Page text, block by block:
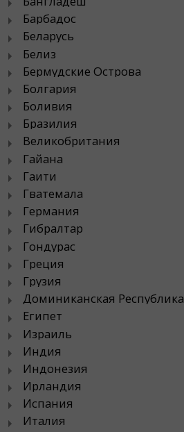
Барбадос
Беларусь
Белиз
Бермудские Острова
Болгария
Боливия
Бразилия
Великобритания
Гайана
Гаити
Гватемала
Германия
Гибралтар
Гондурас
Греция
Грузия
Доминиканская Республика
Египет
Израиль
Индия
Индонезия
Ирландия
Испания
Италия